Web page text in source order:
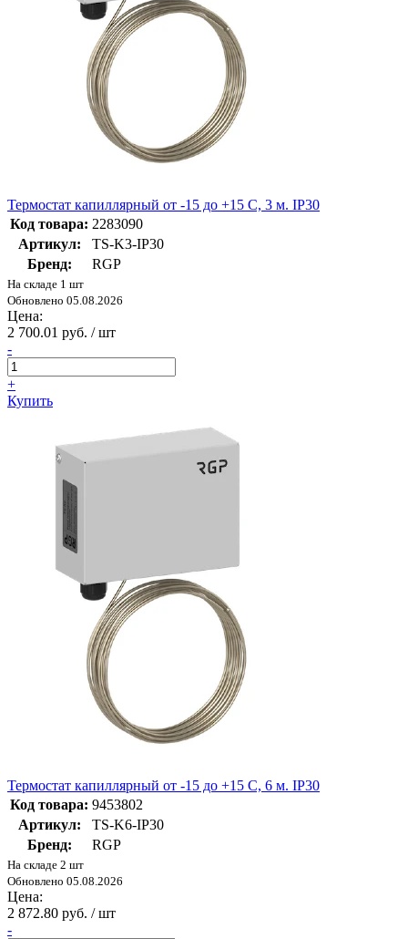
Термостат капиллярный от -15 до +15 C, 3 м. IP30
Код товара: 2283090
Артикул:
TS-K3-IP30
Бренд:
RGP
На складе 1 шт
Обновлено 05.08.2026
Цена:
2 700.01 руб. / шт
-
+
Купить
Термостат капиллярный от -15 до +15 C, 6 м. IP30
Код товара: 9453802
Артикул:
TS-K6-IP30
Бренд:
RGP
На складе 2 шт
Обновлено 05.08.2026
Цена:
2 872.80 руб. / шт
-